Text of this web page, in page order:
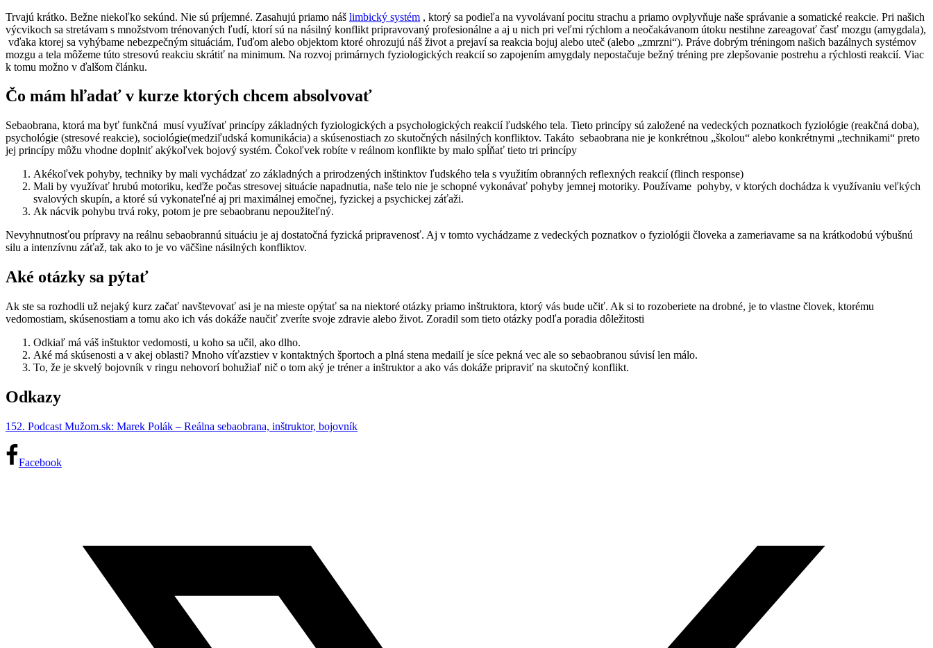
Trvajú krátko. Bežne niekoľko sekúnd. Nie sú príjemné. Zasahujú priamo náš limbický systém , ktorý sa podieľa na vyvolávaní pocitu strachu a priamo ovplyvňuje naše správanie a somatické reakcie. Pri našich
výcvikoch sa stretávam s množstvom trénovaných ľudí, ktorí sú na násilný konflikt pripravovaný profesionálne a aj u nich pri veľmi rýchlom a neočakávanom útoku nestihne zareagovať časť mozgu (amygdala),
vďaka ktorej sa vyhýbame nebezpečným situáciám, ľuďom alebo objektom ktoré ohrozujú náš život a prejaví sa reakcia bojuj alebo uteč (alebo „zmrzni“). Práve dobrým tréningom našich bazálnych systémov
mozgu a tela môžeme túto stresovú reakciu skrátiť na minimum. Na rozvoj primárnych fyziologických reakcií so zapojením amygdaly nepostačuje bežný tréning pre zlepšovanie postrehu a rýchlosti reakcií. Viac
k tomu možno v ďalšom článku.
Čo mám hľadať v kurze ktorých chcem absolvovať
Sebaobrana, ktorá ma byť funkčná musí využívať princípy základných fyziologických a psychologických reakcií ľudského tela. Tieto princípy sú založené na vedeckých poznatkoch fyziológie (reakčná doba),
psychológie (stresové reakcie), sociológie(medziľudská komunikácia) a skúsenostiach zo skutočných násilných konfliktov. Takáto sebaobrana nie je konkrétnou „školou“ alebo konkrétnymi „technikami“ preto
jej princípy môžu vhodne doplniť akýkoľvek bojový systém. Čokoľvek robíte v reálnom konflikte by malo spĺňať tieto tri princípy
Akékoľvek pohyby, techniky by mali vychádzať zo základných a prirodzených inštinktov ľudského tela s využitím obranných reflexných reakcií (flinch response)
Mali by využívať hrubú motoriku, keďže počas stresovej situácie napadnutia, naše telo nie je schopné vykonávať pohyby jemnej motoriky. Používame pohyby, v ktorých dochádza k využívaniu veľkých
svalových skupín, a ktoré sú vykonateľné aj pri maximálnej emočnej, fyzickej a psychickej záťaži.
Ak nácvik pohybu trvá roky, potom je pre sebaobranu nepoužiteľný.
Nevyhnutnosťou prípravy na reálnu sebaobrannú situáciu je aj dostatočná fyzická pripravenosť. Aj v tomto vychádzame z vedeckých poznatkov o fyziológii človeka a zameriavame sa na krátkodobú výbušnú
silu a intenzívnu záťaž, tak ako to je vo väčšine násilných konfliktov.
Aké otázky sa pýtať
Ak ste sa rozhodli už nejaký kurz začať navštevovať asi je na mieste opýtať sa na niektoré otázky priamo inštruktora, ktorý vás bude učiť. Ak si to rozoberiete na drobné, je to vlastne človek, ktorému
vedomostiam, skúsenostiam a tomu ako ich vás dokáže naučiť zveríte svoje zdravie alebo život. Zoradil som tieto otázky podľa poradia dôležitosti
Odkiaľ má váš inštuktor vedomosti, u koho sa učil, ako dlho.
Aké má skúsenosti a v akej oblasti? Mnoho víťazstiev v kontaktných športoch a plná stena medailí je síce pekná vec ale so sebaobranou súvisí len málo.
To, že je skvelý bojovník v ringu nehovorí bohužiaľ nič o tom aký je tréner a inštruktor a ako vás dokáže pripraviť na skutočný konflikt.
Odkazy
152. Podcast Mužom.sk: Marek Polák – Reálna sebaobrana, inštruktor, bojovník
Facebook